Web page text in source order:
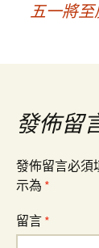
章
導
覽
五一將至
發佈留
發佈留言必須
示為 *
留言 *